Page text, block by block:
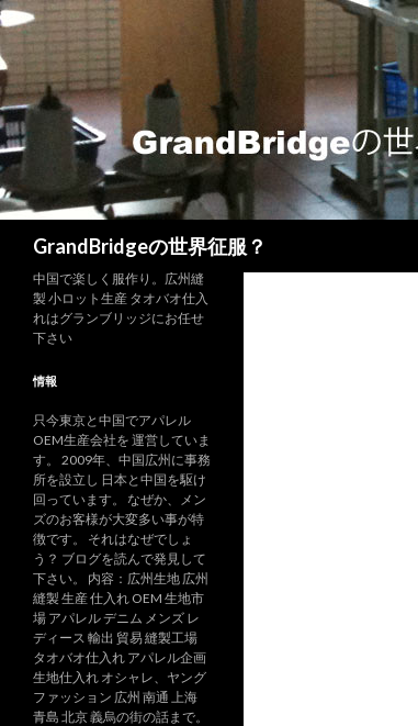
GrandBridgeの世界征服？
中国で楽しく服作り。広州縫
製 小ロット生産 タオバオ仕入
れはグランブリッジにお任せ
下さい
情報
只今東京と中国でアパレル
OEM生産会社を 運営していま
す。 2009年、中国広州に事務
所を設立し 日本と中国を駆け
回っています。 なぜか、メン
ズのお客様が大変多い事が特
徴です。 それはなぜでしょ
う？ ブログを読んで発見して
下さい。 内容：広州生地 広州
縫製 生産 仕入れ OEM 生地市
場 アパレル デニム メンズ レ
ディース 輸出 貿易 縫製工場
タオバオ仕入れ アパレル企画
生地仕入れ オシャレ、ヤング
ファッション 広州 南通 上海
青島 北京 義烏の街の話まで。